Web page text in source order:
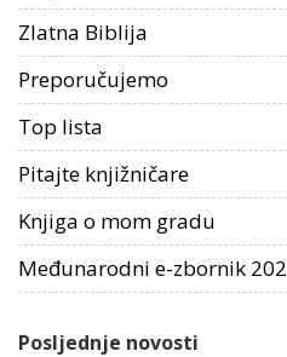
Zlatna Biblija
Preporučujemo
Top lista
Pitajte knjižničare
Knjiga o mom gradu
Međunarodni e-zbornik
Posljednje novosti